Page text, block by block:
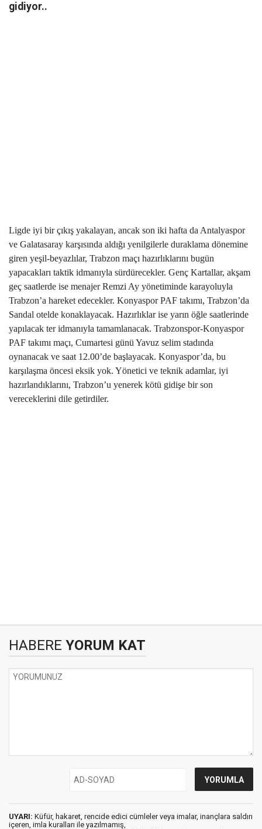
gidiyor..
Ligde iyi bir çıkış yakalayan, ancak son iki hafta da Antalyaspor
ve Galatasaray karşısında aldığı yenilgilerle duraklama dönemine
giren yeşil-beyazlılar, Trabzon maçı hazırlıklarını bugün
yapacakları taktik idmanıyla sürdürecekler. Genç Kartallar, akşam
geç saatlerde ise menajer Remzi Ay yönetiminde karayoluyla
Trabzon’a hareket edecekler. Konyaspor PAF takımı, Trabzon’da
Sandal otelde konaklayacak. Hazırlıklar ise yarın öğle saatlerinde
yapılacak ter idmanıyla tamamlanacak. Trabzonspor-Konyaspor
PAF takımı maçı, Cumartesi günü Yavuz selim stadında
oynanacak ve saat 12.00’de başlayacak. Konyaspor’da, bu
karşılaşma öncesi eksik yok. Yönetici ve teknik adamlar, iyi
hazırlandıklarını, Trabzon’u yenerek kötü gidişe bir son
vereceklerini dile getirdiler.
HABERE YORUM KAT
UYARI: Küfür, hakaret, rencide edici cümleler veya imalar, inançlara saldırı
içeren, imla kuralları ile yazılmamış,